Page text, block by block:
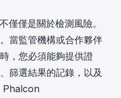
僅是關於檢測風險。
當監管機構或合作夥伴
，您必須能夠提供證
篩選結果的記錄，以及
Phalcon